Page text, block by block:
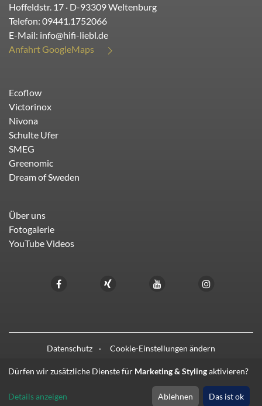
Hoffeldstr. 17 · D-93309Weltenburg
Telefon: 09441.1752066
E-Mail: info@hifi-liebl.de
Anfahrt GoogleMaps
Ecoflow
Victorinox
Nivona
Schulte Ufer
SMEG
Greenomic
Dream of Sweden
Über uns
Fotogalerie
YouTube Videos
Datenschutz Cookie-Einstellungen ändern
Dürfen wir zusätzliche Dienste für Marketing & Stylingaktivieren?
Details anzeigen Ablehnen Das ist ok